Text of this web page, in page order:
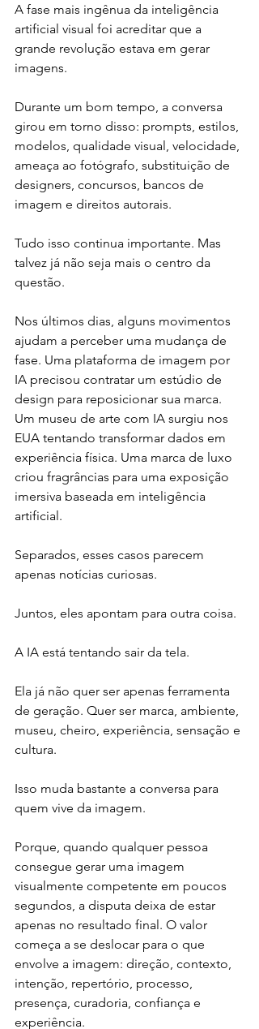
A fase mais ingênua da inteligência
artificial visual foi acreditar que a
grande revolução estava em gerar
imagens.
Durante um bom tempo, a conversa
girou em torno disso: prompts, estilos,
modelos, qualidade visual, velocidade,
ameaça ao fotógrafo, substituição de
designers, concursos, bancos de
imagem e direitos autorais.
Tudo isso continua importante. Mas
talvez já não seja mais o centro da
questão.
Nos últimos dias, alguns movimentos
ajudam a perceber uma mudança de
fase. Uma plataforma de imagem por
IA precisou contratar um estúdio de
design para reposicionar sua marca.
Um museu de arte com IA surgiu nos
EUA tentando transformar dados em
experiência física. Uma marca de luxo
criou fragrâncias para uma exposição
imersiva baseada em inteligência
artificial.
Separados, esses casos parecem
apenas notícias curiosas.
Juntos, eles apontam para outra coisa.
A IA está tentando sair da tela.
Ela já não quer ser apenas ferramenta
de geração. Quer ser marca, ambiente,
museu, cheiro, experiência, sensação e
cultura.
Isso muda bastante a conversa para
quem vive da imagem.
Porque, quando qualquer pessoa
consegue gerar uma imagem
visualmente competente em poucos
segundos, a disputa deixa de estar
apenas no resultado final. O valor
começa a se deslocar para o que
envolve a imagem: direção, contexto,
intenção, repertório, processo,
presença, curadoria, confiança e
experiência.